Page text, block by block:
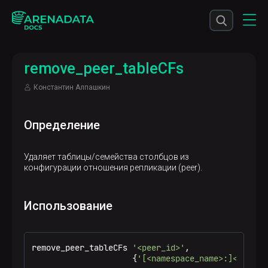
remove_peer_tableCFs
Константин Алпашкин
Определение
Удаляет таблицы/семейства столбцов из
конфигурации отношения репликации (peer).
Использование
remove_peer_tableCFs '<peer_id>' ,
                     {